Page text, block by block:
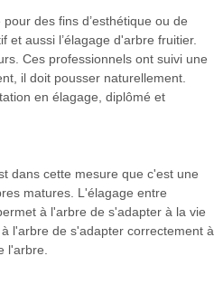
des fins d’esthétique ou de
et aussi l’élagage d'arbre fruitier.
Ces professionnels ont suivi une
il doit pousser naturellement.
en élagage, diplômé et
dans cette mesure que c'est une
matures. L'élagage entre
à l'arbre de s'adapter à la vie
l'arbre de s'adapter correctement à
l'arbre.